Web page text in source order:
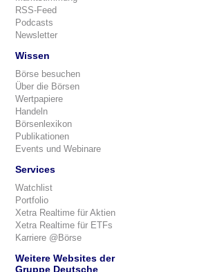
RSS-Feed
Podcasts
Newsletter
Wissen
Börse besuchen
Über die Börsen
Wertpapiere
Handeln
Börsenlexikon
Publikationen
Events und Webinare
Services
Watchlist
Portfolio
Xetra Realtime für Aktien
Xetra Realtime für ETFs
Karriere @Börse
Weitere Websites der
Gruppe Deutsche